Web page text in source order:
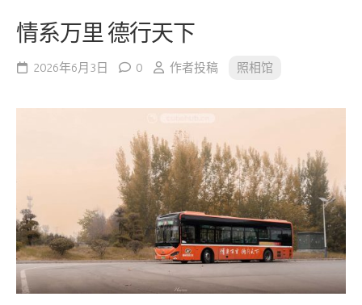
情系万里 德行天下
2026年6月3日 0 作者投稿 照相馆